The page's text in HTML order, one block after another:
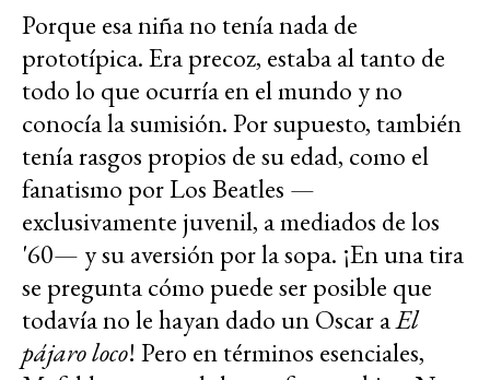
Porque esa niña no tenía nada de
prototípica. Era precoz, estaba al tanto de
todo lo que ocurría en el mundo y no
conocía la sumisión. Por supuesto, también
tenía rasgos propios de su edad, como el
fanatismo por Los Beatles —
exclusivamente juvenil, a mediados de los
'60— y su aversión por la sopa. ¡En una tira
se pregunta cómo puede ser posible que
todavía no le hayan dado un Oscar aEl
pájaro loco! Pero en términos esenciales,